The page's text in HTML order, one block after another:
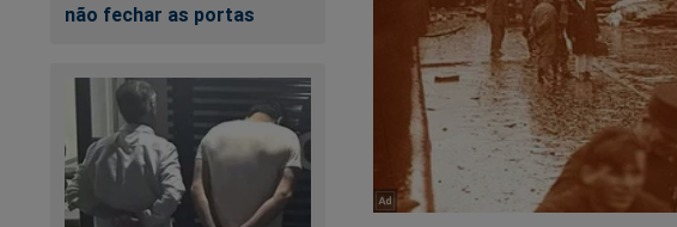
não fechar as portas
Tudo isso, certamente, é
ex-filiado do PSOL. Além do
tantos ataques e perseguição que